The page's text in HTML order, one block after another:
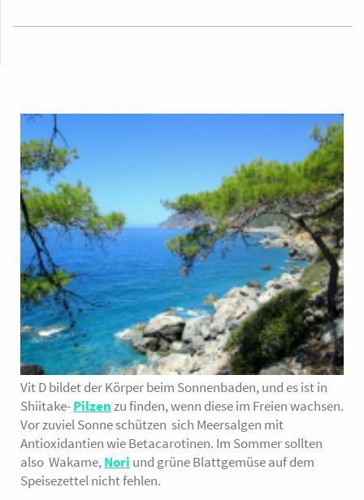
Vit D bildet der Körper beim Sonnenbaden, und es ist in
Shiitake-Pilzenzu finden, wenn diese im Freien wachsen.
Vor zuviel Sonne schützen sich Meersalgen mit
Antioxidantien wie Betacarotinen. Im Sommer sollten
also Wakame,Nori und grüne Blattgemüse auf dem
Speisezettel nicht fehlen.